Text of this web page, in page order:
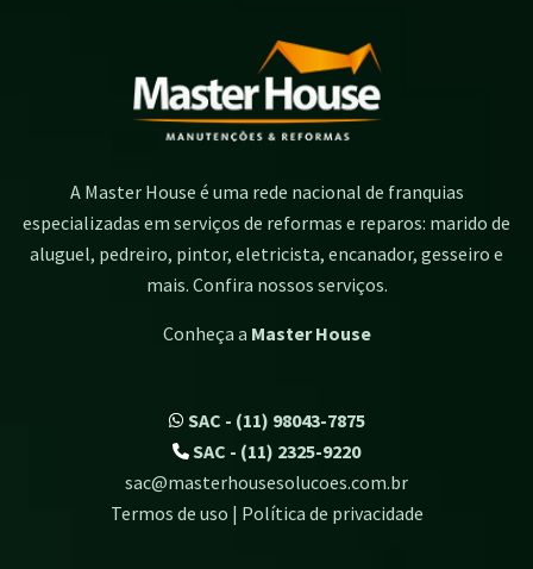
A Master House é uma rede nacional de franquias
especializadas em serviços de reformas e reparos: marido de
aluguel, pedreiro, pintor, eletricista, encanador, gesseiro e
mais. Confira nossos serviços.
Conheça a Master House
SAC - (11) 98043-7875
SAC - (11) 2325-9220
sac@masterhousesolucoes.com.br
Termos de uso | Política de privacidade